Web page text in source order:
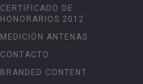
CERTIFICADO DE
HONORARIOS 2012
MEDICIÓN ANTENAS
CONTACTO
BRANDED CONTENT